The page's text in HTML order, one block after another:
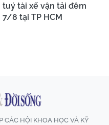
tuý tài xế vận tải đêm
7/8 tại TP HCM
CÁC HỘI KHOA HỌC VÀ KỸ